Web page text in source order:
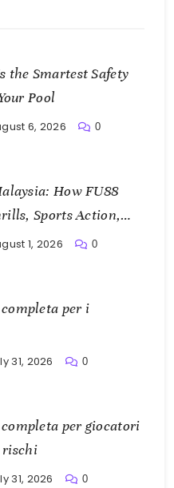
the Smartest Safety
Pool
6, 2026 0
How FU88
Sports Action,
1, 2026 0
per i
31, 2026 0
per giocatori
31, 2026 0